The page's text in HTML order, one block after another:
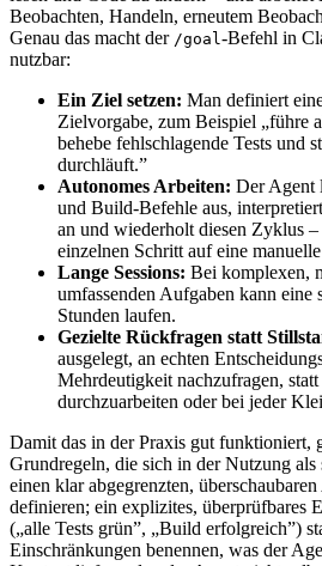
Beobachten, Handeln, erneutem
Genau das macht der /goal-Befehl in
nutzbar:
Ein Ziel setzen: Man definiert
Zielvorgabe, zum Beispiel „führe
behebe fehlschlagende Tests und
durchläuft.”
Autonomes Arbeiten: Der Agent
und Build-Befehle aus,
an und wiederholt diesen Zyklus –
einzelnen Schritt auf eine
Lange Sessions: Bei komplexen,
umfassenden Aufgaben kann eine
Stunden laufen.
Gezielte Rückfragen statt
ausgelegt, an echten
Mehrdeutigkeit nachzufragen,
durchzuarbeiten oder bei jeder
Damit das in der Praxis gut funktioniert,
Grundregeln, die sich in der Nutzung
einen klar abgegrenzten,
definieren; ein explizites, überprüfbares
(„alle Tests grün”, „Build erfolgreich”)
Einschränkungen benennen, was der